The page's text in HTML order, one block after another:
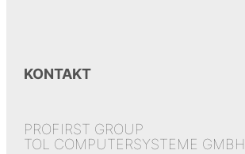
KONTAKT
PROFIRST GROUP
TOL COMPUTERSYSTEME GMBH